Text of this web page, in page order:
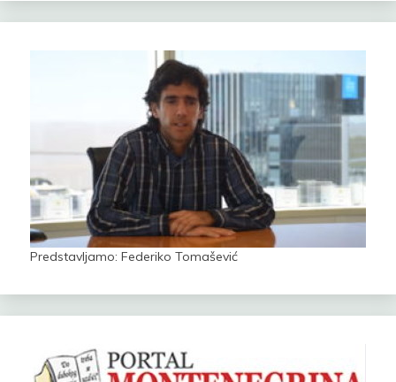
Predstavljamo: Federiko Tomašević